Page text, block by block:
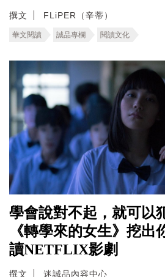
撰文 FLiPER（辛蒂）
華文閱讀 誠品專欄 閱讀文化
學會說對不起，就可以
《轉學來的女生》挖出
讀NETFLIX影劇
撰文 迷誠品內容中心